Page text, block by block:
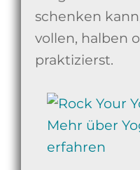
schenken
vollen, halben
praktizierst.